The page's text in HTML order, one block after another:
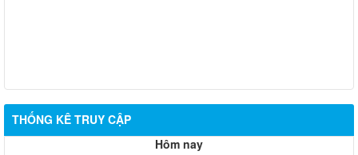
THỐNG KÊ TRUY CẬP
Hôm nay